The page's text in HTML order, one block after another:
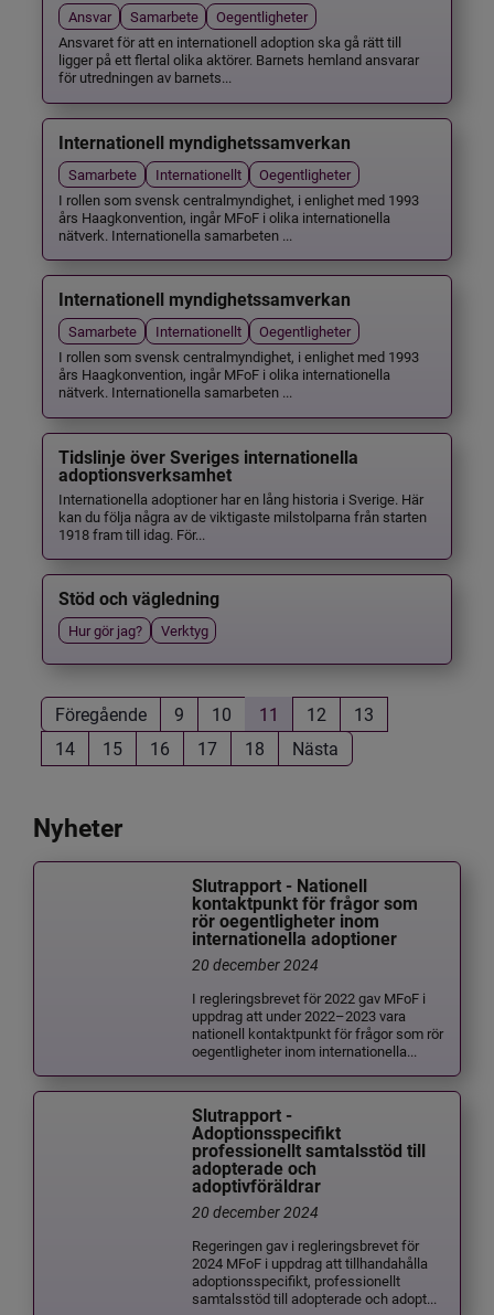
Ansvar Samarbete
Oegentligheter
Ansvaret för att en internationell adoption ska gå rätt till
ligger på ett flertal olika aktörer. Barnets hemland ansvarar
för utredningen av barnets...
Internationell myndighetssamverkan
Samarbete Internationellt
Oegentligheter
I rollen som svensk centralmyndighet, i enlighet med 1993
års Haagkonvention, ingår MFoF i olika internationella
nätverk. Internationella samarbeten ...
Internationell myndighetssamverkan
Samarbete Internationellt
Oegentligheter
I rollen som svensk centralmyndighet, i enlighet med 1993
års Haagkonvention, ingår MFoF i olika internationella
nätverk. Internationella samarbeten ...
Tidslinje över Sveriges internationella
adoptionsverksamhet
Internationella adoptioner har en lång historia i Sverige. Här
kan du följa några av de viktigaste milstolparna från starten
1918 fram till idag. För...
Stöd och vägledning
Hur gör jag? Verktyg
Föregående 9 10 11 12
13
14
15 16 17 18 Nästa
Nyheter
Slutrapport - Nationell
kontaktpunkt för frågor som
rör oegentligheter inom
internationella adoptioner
20 december 2024
I regleringsbrevet för 2022 gav MFoF i
uppdrag att under 2022–2023 vara
nationell kontaktpunkt för frågor som rör
oegentligheter inom internationella...
Slutrapport -
Adoptionsspecifikt
professionellt samtalsstöd till
adopterade och
adoptivföräldrar
20 december 2024
Regeringen gav i regleringsbrevet för
2024 MFoF i uppdrag att tillhandahålla
adoptionsspecifikt, professionellt
samtalsstöd till adopterade och adopt...